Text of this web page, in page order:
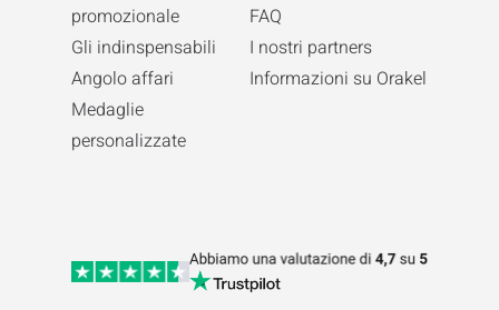
promozionale
Gli indinspensabili
Angolo affari
Medaglie
personalizzate
FAQ
I nostri partners
Informazioni su Orakel